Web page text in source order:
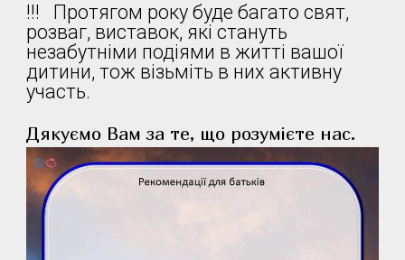
!!! Протягом року буде багато свят,
розваг, виставок, які стануть
незабутніми подіями в житті вашої
дитини, тож візьміть в них активну
участь.
Дякуємо Вам за те, що розумієте нас.